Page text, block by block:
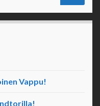
Vappu!